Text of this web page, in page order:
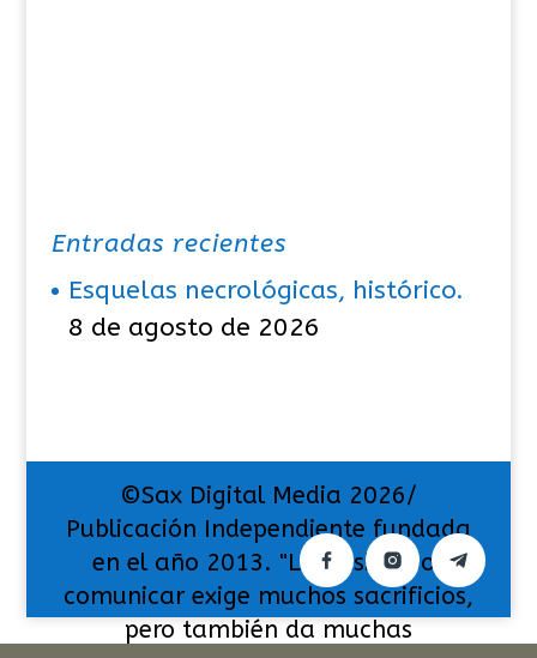
Entradas recientes
Esquelas necrológicas, histórico.
8 de agosto de 2026
©Sax Digital Media 2026/
Publicación Independiente fundada
en el año 2013. "La pasión por
comunicar exige muchos sacrificios,
pero también da muchas